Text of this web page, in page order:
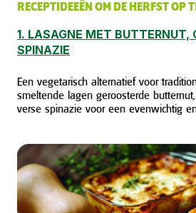
RECEPTIDEEËN OM DE HERFST OP
1. LASAGNE MET BUTTERNUT,
SPINAZIE
Een vegetarisch alternatief voor
smeltende lagen geroosterde
verse spinazie voor een evenwichtig